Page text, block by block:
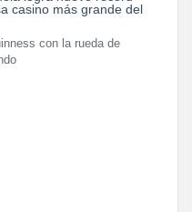
con la rueda de